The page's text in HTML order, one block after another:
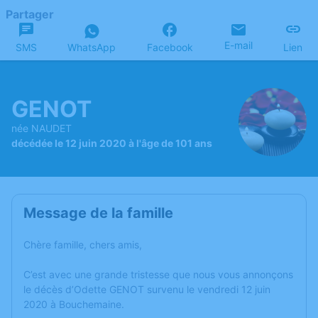
Partager
SMS WhatsApp Facebook E-mail Lien
GENOT
née NAUDET
décédée le 12 juin 2020 à l'âge de 101 ans
Message de la famille
Chère famille, chers amis,
C’est avec une grande tristesse que nous vous annonçons
le décès d’Odette GENOT survenu le vendredi 12 juin
2020 à Bouchemaine.